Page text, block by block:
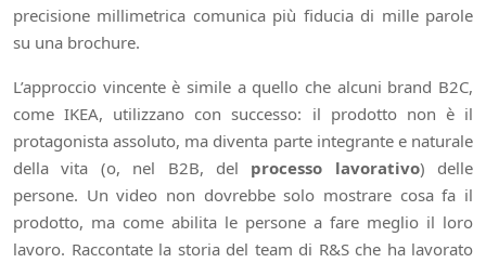
precisione millimetrica comunica più fiducia di mille parole
su una brochure.
L’approccio vincente è simile a quello che alcuni brand B2C,
come IKEA, utilizzano con successo: il prodotto non è il
protagonista assoluto, ma diventa parte integrante e naturale
della vita (o, nel B2B, del processo lavorativo) delle
persone. Un video non dovrebbe solo mostrare cosa fa il
prodotto, ma come abilita le persone a fare meglio il loro
lavoro. Raccontate la storia del team di R&S che ha lavorato